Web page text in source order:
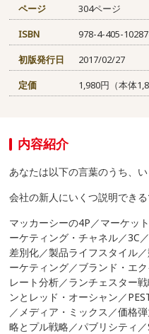
ページ
304ページ
ISBN
978-4-405-
初版発行日
2017/02/27
定価
1,980円（本体
内容紹介
あなたは以下の言葉のうち、
会社の新人にいくつ説明でき
マッカーシーの4P ／マーケッ
ーケティング・チャネル／3C
差別化／製品ライフスタイル
ーケティング／ブランド・エ
レート分析／ランチェスター
ンとレッド・オーシャン／
／メディア・ミックス／価格
略とプル戦略／パブリシティ／